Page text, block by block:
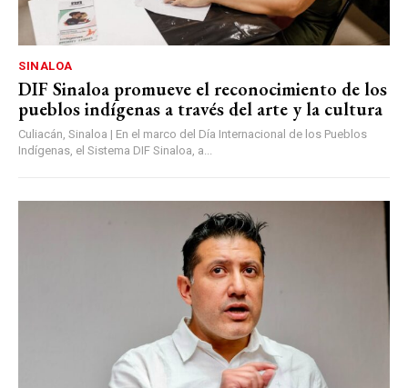
SINALOA
DIF Sinaloa promueve el reconocimiento de los
pueblos indígenas a través del arte y la cultura
Culiacán, Sinaloa | En el marco del Día Internacional de los Pueblos
Indígenas, el Sistema DIF Sinaloa, a...